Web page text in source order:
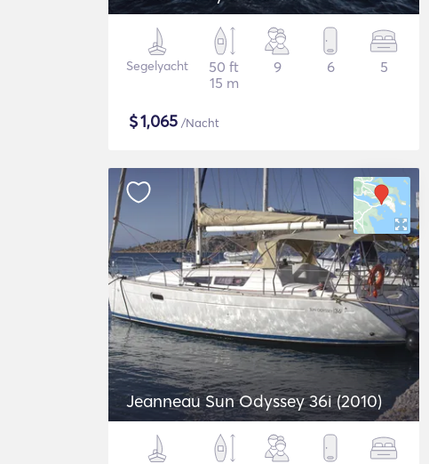
Segelyacht
50 ft
15 m
9 6 5
$1,065 /Nacht
Jeanneau Sun Odyssey 36i (2010)